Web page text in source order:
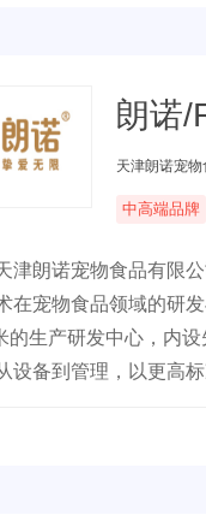
朗诺/
天津朗诺宠物
中高端品牌
津朗诺宠物食品有限
在宠物食品领域的研
的生产研发中心，内
设备到管理，以更高标